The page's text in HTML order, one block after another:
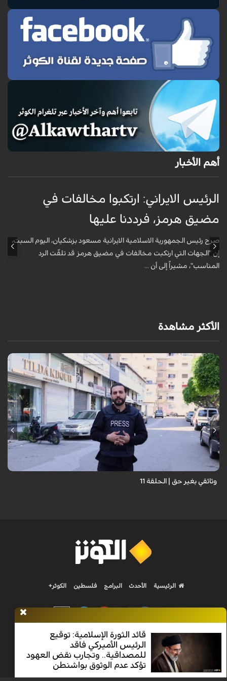
أهم الأخبار
الرئيس الايراني: ارتكبوا مخالفات في
مضيق هرمز، فرددنا عليها
صرح رئيس الجمهورية الاسلامية الايرانية مسعود بزشكيان، اليوم السبت،
إن "الجهات التي ارتكبت مخالفات في مضيق هرمز قد تلقّت الرد
المناسب"، مشيراً إلى أن ...
الأكثر مشاهدة
وثائقي بغير حق | الحلقة 11
قائد الثورة الإسلامية: توقيع
الرئيس الأميركي فاقد
للمصداقية.. وتجارب نقض العهود
تؤكد عدم الوثوق بواشنطن
الرئيسية الأحدث البرامج فلسطين الكوثر+
Nilesat 11900 V | Badr 8 11747 V | Badr5 12284 V